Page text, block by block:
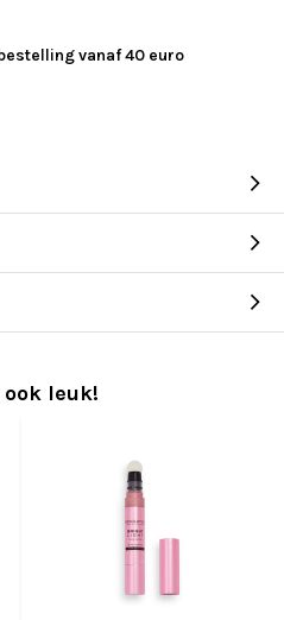
vanaf 40 euro
leuk!